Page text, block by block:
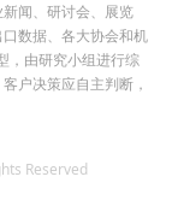
闻、研讨会、展览
数据、各大协会和机
，由研究小组进行综
户决策应自主判断，
Reserved